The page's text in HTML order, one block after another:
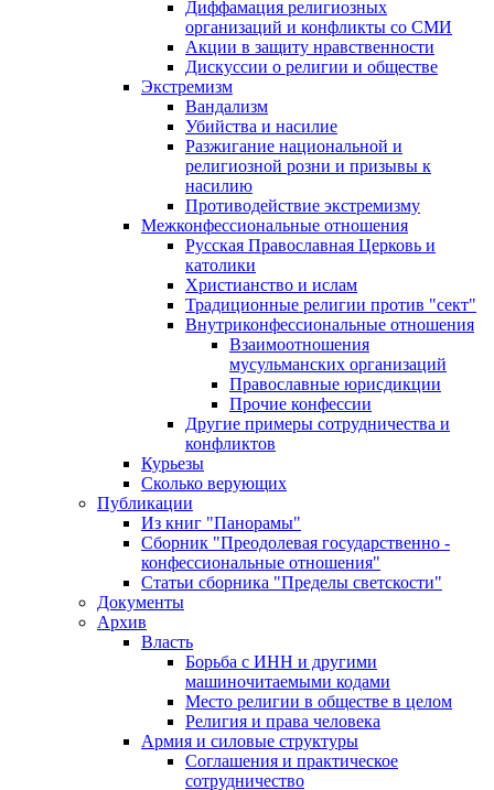
Диффамация религиозных
организаций и конфликты со СМИ
Акции в защиту нравственности
Дискуссии о религии и обществе
Экстремизм
Вандализм
Убийства и насилие
Разжигание национальной и
религиозной розни и призывы к
насилию
Противодействие экстремизму
Межконфессиональные отношения
Русская Православная Церковь и
католики
Христианство и ислам
Традиционные религии против "сект"
Внутриконфессиональные отношения
Взаимоотношения
мусульманских организаций
Православные юрисдикции
Прочие конфессии
Другие примеры сотрудничества и
конфликтов
Курьезы
Сколько верующих
Публикации
Из книг "Панорамы"
Сборник "Преодолевая государственно -
конфессиональные отношения"
Статьи сборника "Пределы светскости"
Документы
Архив
Власть
Борьба с ИНН и другими
машиночитаемыми кодами
Место религии в обществе в целом
Религия и права человека
Армия и силовые структуры
Соглашения и практическое
сотрудничество